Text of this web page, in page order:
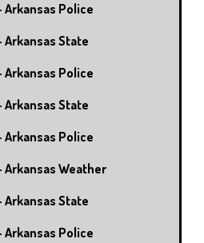
Arkansas Police
Arkansas State
Arkansas Police
Arkansas State
Arkansas Police
Arkansas Weather
Arkansas State
Arkansas Police